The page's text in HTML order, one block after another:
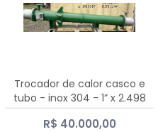
Trocador de calor casco e
tubo - inox 304 - 1” x 2.498
mm
R$ 40.000,00